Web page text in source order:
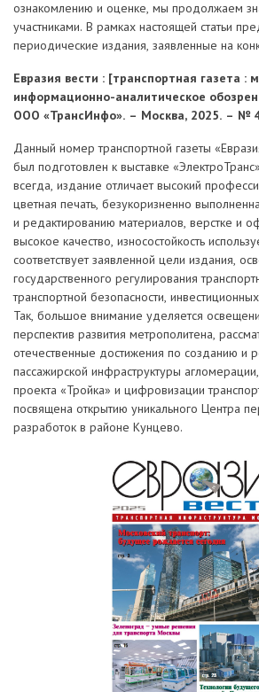
ознакомлению и оценке, мы продолжаем
участниками. В рамках настоящей статьи
периодические издания, заявленные на
Евразия вести : [транспортная газета :
информационно-аналитическое
ООО «ТрансИнфо». – Москва, 2025. – №
Данный номер транспортной газеты
был подготовлен к выставке
всегда, издание отличает высокий
цветная печать, безукоризненно
и редактированию материалов, верстке и
высокое качество, износостойкость
соответствует заявленной цели издания,
государственного регулирования
транспортной безопасности,
Так, большое внимание уделяется
перспектив развития метрополитена,
отечественные достижения по созданию и
пассажирской инфраструктуры
проекта «Тройка» и цифровизации
посвящена открытию уникального Центра
разработок в районе Кунцево.